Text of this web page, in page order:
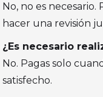
No, no es
hacer una revisión
¿Es necesario
No. Pagas solo
satisfecho.